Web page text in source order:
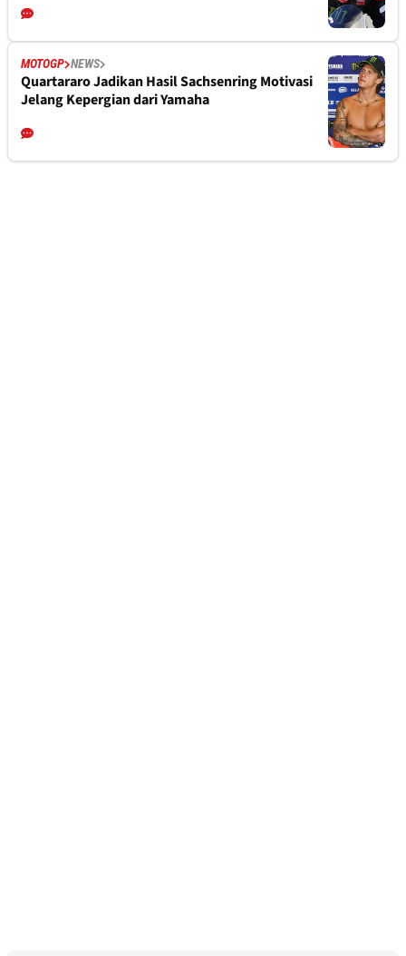
MOTOGP NEWS
Quartararo Jadikan Hasil Sachsenring Motivasi
Jelang Kepergian dari Yamaha